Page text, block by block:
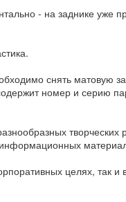
- на заднике уже
снять матовую
номер и серию
творческих
целях, так и